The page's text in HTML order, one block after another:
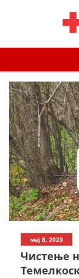
мај 8, 2023
Чистење